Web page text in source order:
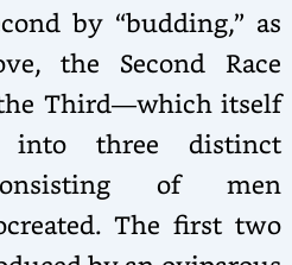
by “budding,” as
the Second Race
Third—which itself
into three distinct
of men
The first two